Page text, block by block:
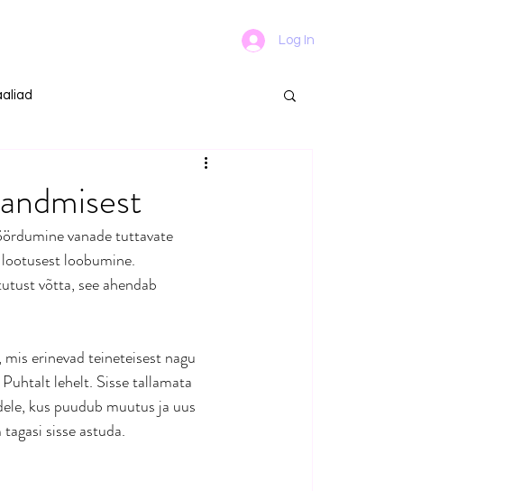
Log In
vanade tuttavate
loobumine.
võtta, see ahendab
erinevad teineteisest nagu
lehelt. Sisse tallamata
kus puudub muutus ja uus
sisse astuda.